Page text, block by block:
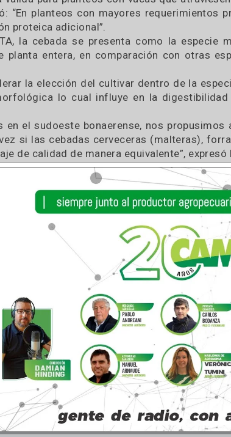
tres años en el campo
de invierno con mejor balance
momento óptimo para realizar el corte
35 % de humedad).
un silaje cuyo contenido de
válida para planteos con vacas que
“En planteos con mayores
proteica adicional”.
la cebada se presenta como la
de planta entera, en comparación con
la elección del cultivar dentro de
morfológica lo cual influye en la
en el sudoeste bonaerense, nos
su vez si las cebadas cerveceras
de calidad de manera equivalente”,
En este sentido, Moreyra y
grupo de Producción Animal
centraron en estudiar la
diferentes genotipos de
mediante la determinación de
análisis químico del silaje
estudio de la composición
momento del corte”, manifestó
graníferas (Sara INTA, 7302
pastoriles (Rayen INTA, Huilen INTA